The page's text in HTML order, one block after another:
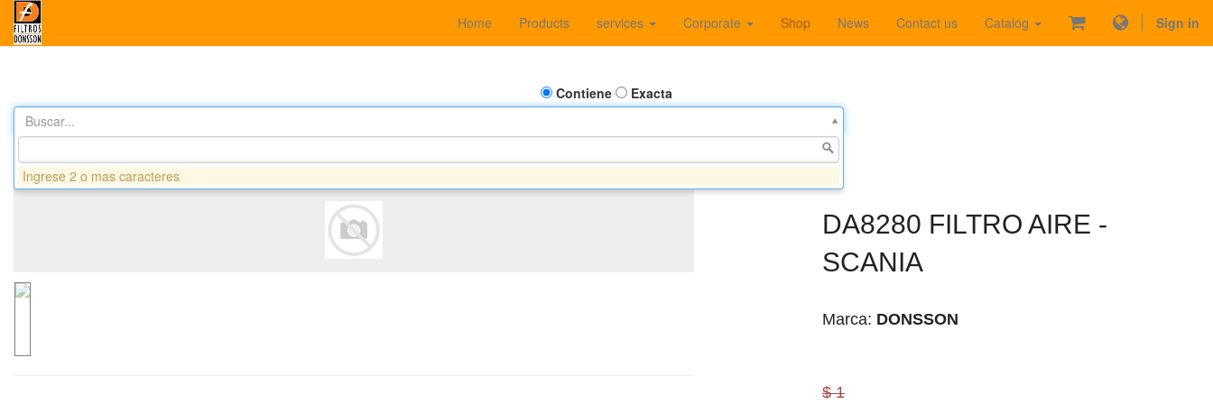
Home Products services Corporate Shop News Contact us Catalog Sign in
Contiene
Exacta
Buscar...
DA8280 FILTRO AIRE -
SCANIA
Marca: DONSSON
$ 1
Ingrese 2 o mas caracteres